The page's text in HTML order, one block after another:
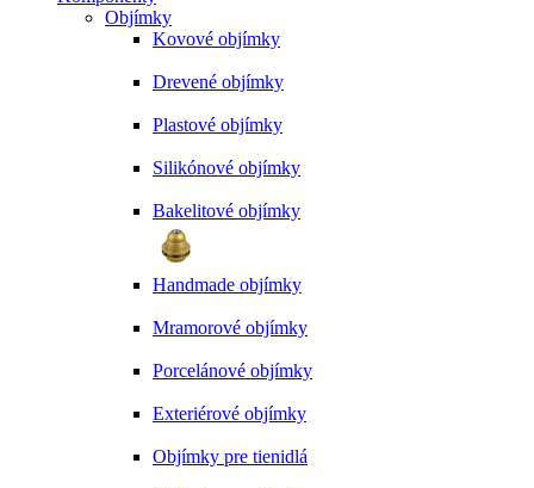
Objímky
Kovové objímky
Drevené objímky
Plastové objímky
Silikónové objímky
Bakelitové objímky
Handmade objímky
Mramorové objímky
Porcelánové objímky
Exteriérové objímky
Objímky pre tienidlá